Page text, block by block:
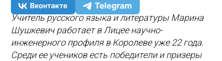
Учитель русского языка и литературы Марина
Шушкевич работает в Лицее научно-
инженерного профиля в Королеве уже 22 года.
Среди ее учеников есть победители и призеры